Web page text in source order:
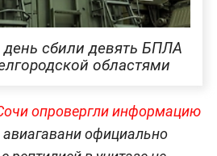
сбили девять БПЛА
областями
опровергли информацию
авиагавани официально